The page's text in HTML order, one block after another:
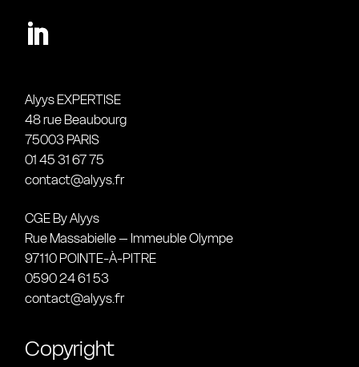
Alyys EXPERTISE
48 rue Beaubourg
75003 PARIS
01 45 31 67 75
contact@alyys.fr
CGE By Alyys
Rue Massabielle – Immeuble Olympe
97110 POINTE-À-PITRE
0590 24 61 53
contact@alyys.fr
Copyright